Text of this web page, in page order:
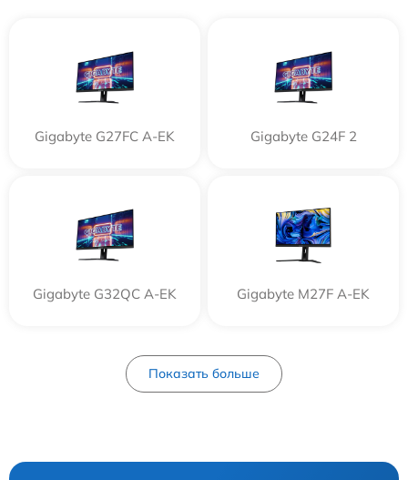
Gigabyte G27FC A-EK Gigabyte G24F 2
Gigabyte G32QC A-EK Gigabyte M27F A-EK
Показать больше